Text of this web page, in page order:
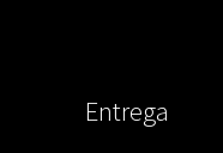
Entrega